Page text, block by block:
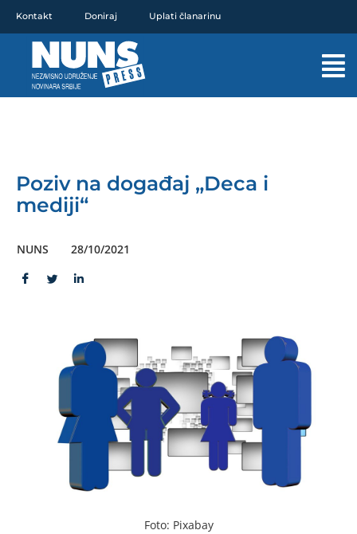
sadržaj
Kontakt Doniraj Uplati članarinu
Poziv na događaj „Deca i
mediji“
NUNS 28/10/2021
Foto: Pixabay